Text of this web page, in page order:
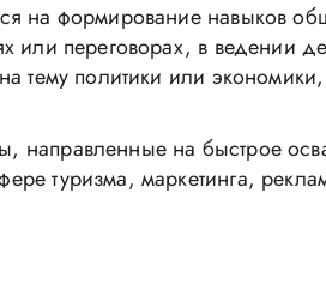
на формирование навыков
или переговорах, в ведении
тему политики или экономики,
направленные на быстрое
туризма, маркетинга,